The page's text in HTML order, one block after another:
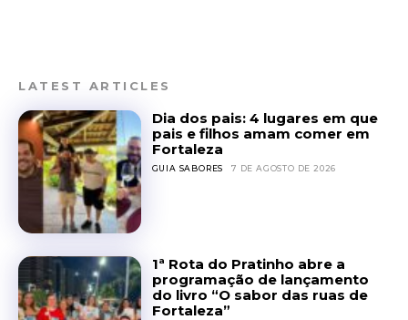
LATEST ARTICLES
Dia dos pais: 4 lugares em que
pais e filhos amam comer em
Fortaleza
GUIA SABORES 7 DE AGOSTO DE 2026
1ª Rota do Pratinho abre a
programação de lançamento
do livro “O sabor das ruas de
Fortaleza”